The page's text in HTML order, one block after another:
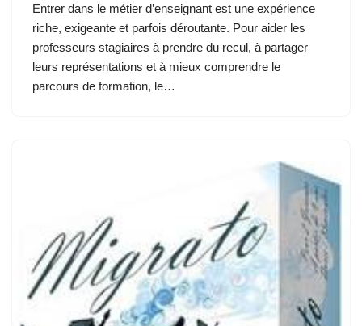
Entrer dans le métier d’enseignant est une expérience
riche, exigeante et parfois déroutante. Pour aider les
professeurs stagiaires à prendre du recul, à partager
leurs représentations et à mieux comprendre le
parcours de formation, le…